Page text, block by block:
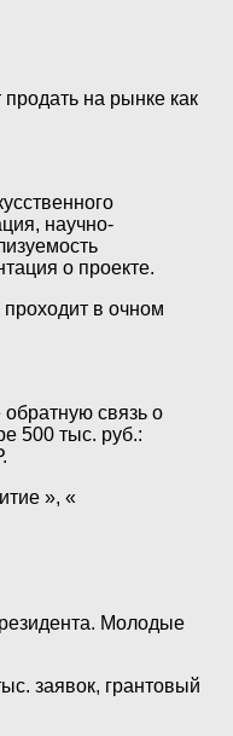
на рынке как
научно-
о проекте.
в очном
связь о
500 тыс. руб.:
», «
Молодые
заявок, грантовый